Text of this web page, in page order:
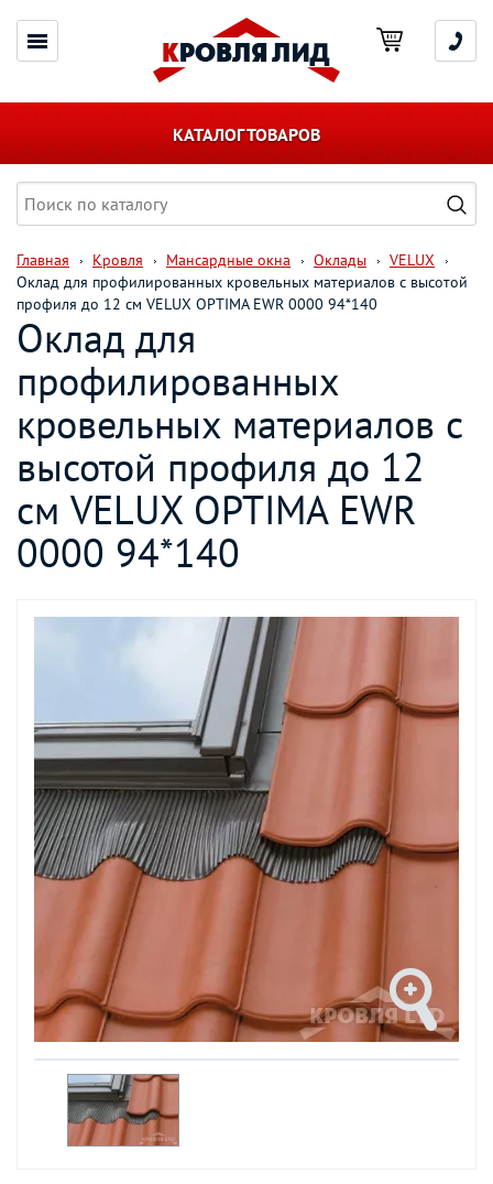
КАТАЛОГ ТОВАРОВ
Главная Кровля Мансардные окна Оклады
VELUX
Оклад для профилированных кровельных материалов с высотой
профиля до 12 см VELUX OPTIMA EWR 0000 94*140
Оклад для
профилированных
кровельных материалов с
высотой профиля до 12
см VELUX OPTIMA EWR
0000 94*140